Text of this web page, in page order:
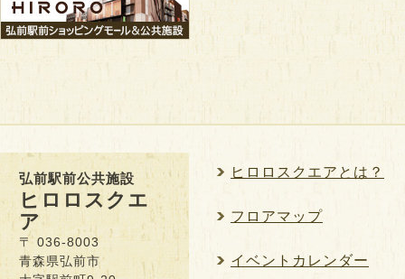
弘前駅前公共施設
ヒロロスクエ
ア
〒 036-8003
青森県弘前市
大字駅前町9-20